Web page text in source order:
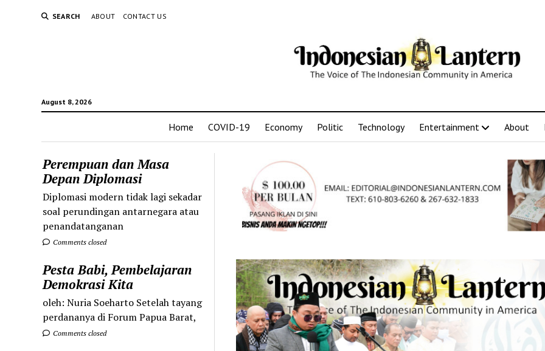
SEARCH ABOUT CONTACT US
August 8, 2026
Home COVID-19 Economy Politic Technology Entertainment About
Perempuan dan Masa
Depan Diplomasi
Diplomasi modern tidak lagi sekadar
soal perundingan antarnegara atau
penandatanganan
Comments closed
Pesta Babi, Pembelajaran
Demokrasi Kita
oleh: Nuria Soeharto Setelah tayang
perdananya di Forum Papua Barat,
Comments closed